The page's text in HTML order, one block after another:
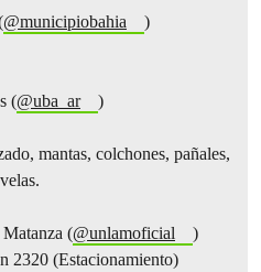
@municipiobahia
)
(@uba_ar
)
mantas, colchones, pañales,
(@unlamoficial
)
2320 (Estacionamiento)